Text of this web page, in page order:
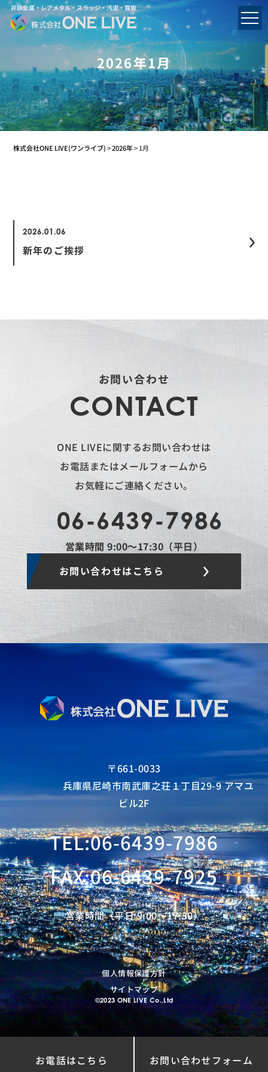
非鉄金属・レアメタル・スラッジ・汚泥・買取
2026年1月
株式会社ONE LIVE(ワンライブ)>2026年>1月
2026.01.06
新年のご挨拶
お電話はこちら お問い合わせフォーム
お問い合わせ
CONTACT
ONE LIVEに関するお問い合わせは
お電話またはメールフォームから
お気軽にご連絡ください。
06-6439-7986
営業時間 9:00〜17:30（平日）
お問い合わせはこちら
〒661-0033
兵庫県尼崎市南武庫之荘１丁目29-9 アマユ
ビル2F
TEL:06-6439-7986
FAX:06-6439-7925
営業時間（平日 9:00〜17:30）
©2023 ONE LIVE Co.,Ltd
個人情報保護方針
サイトマップ